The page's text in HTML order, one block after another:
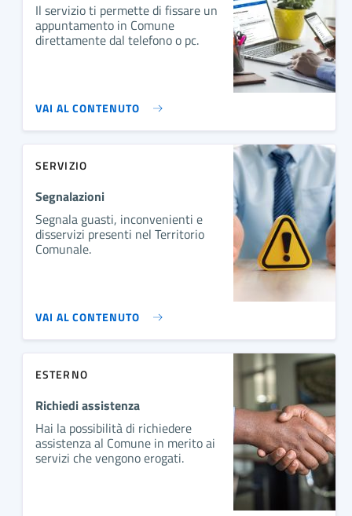
Il servizio ti permette di fissare un
appuntamento in Comune
direttamente dal telefono o pc.
VAI AL CONTENUTO
SERVIZIO
Segnalazioni
Segnala guasti, inconvenienti e
disservizi presenti nel Territorio
Comunale.
VAI AL CONTENUTO
ESTERNO
Richiedi assistenza
Hai la possibilità di richiedere
assistenza al Comune in merito ai
servizi che vengono erogati.